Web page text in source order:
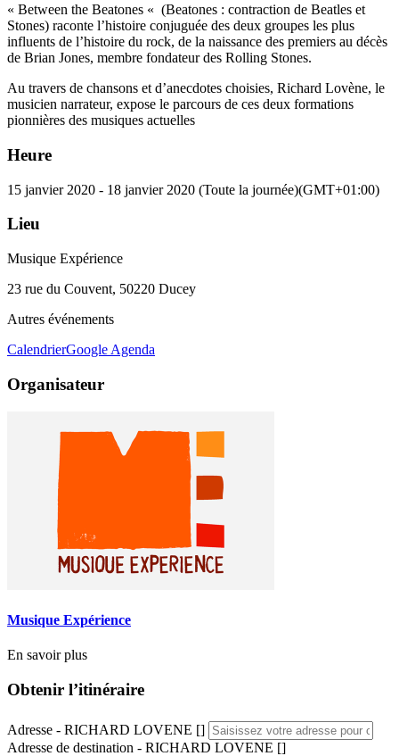
« Between the Beatones « (Beatones : contraction de Beatles et
Stones) raconte l’histoire conjuguée des deux groupes les plus
influents de l’histoire du rock, de la naissance des premiers au décès
de Brian Jones, membre fondateur des Rolling Stones.
Au travers de chansons et d’anecdotes choisies, Richard Lovène, le
musicien narrateur, expose le parcours de ces deux formations
pionnières des musiques actuelles
Heure
15 janvier 2020 - 18 janvier 2020 (Toute la journée)(GMT+01:00)
Lieu
Musique Expérience
23 rue du Couvent, 50220 Ducey
Autres événements
CalendrierGoogle Agenda
Organisateur
Musique Expérience
En savoir plus
Obtenir l’itinéraire
Adresse - RICHARD LOVENE []
Adresse de destination - RICHARD LOVENE []